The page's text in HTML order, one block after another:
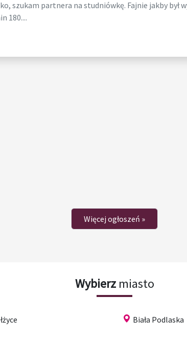
szukam partnera na studniówkę. Fajnie jakby
180....
Więcej ogłoszeń »
Wybierzmiasto
Biała Podlaska